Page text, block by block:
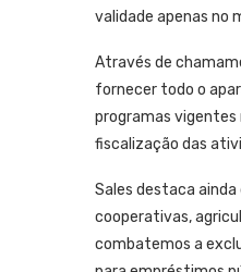
validade apenas no
Através de
fornecer todo o
programas vigentes
fiscalização das
Sales destaca
cooperativas,
combatemos a